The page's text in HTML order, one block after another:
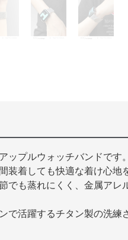
ップルウォッチバンドです。
装着しても快適な着け心地
でも蒸れにくく、金属アレ
で活躍するチタン製の洗練